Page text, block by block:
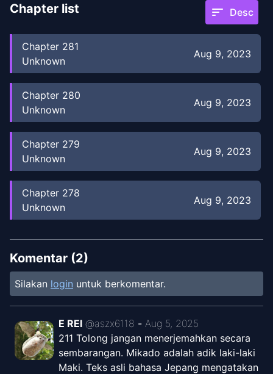
Chapter list sort Desc
Chapter 281
Unknown
Aug 9, 2023
Chapter 280
Unknown
Aug 9, 2023
Chapter 279
Unknown
Aug 9, 2023
Chapter 278
Unknown
Aug 9, 2023
Chapter277
Unknown
Chapter276
Unknown
Aug 9, 2023
Chapter275
Unknown
Aug 9, 2023
Komentar (2)
Silakan login untuk berkomentar.
E REI @aszx6118 - Aug 5, 2025
211 Tolong jangan menerjemahkan secara
sembarangan. Mikado adalah adik laki-laki
Maki. Teks asli bahasa Jepang mengatakan